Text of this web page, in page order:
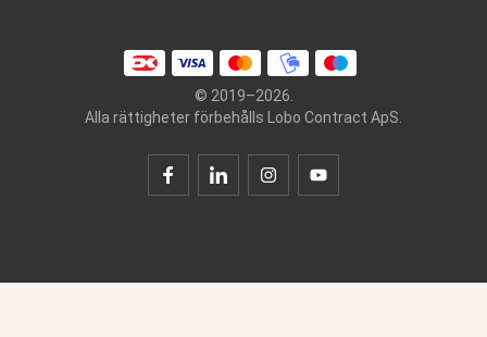
© 2019–2026.
Alla rättigheter förbehålls Lobo Contract ApS.